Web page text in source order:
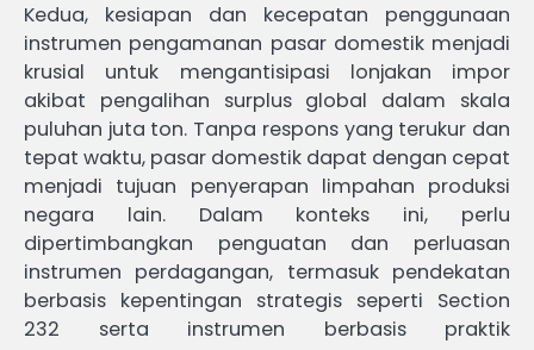
Kedua, kesiapan dan kecepatan penggunaan
instrumen pengamanan pasar domestik menjadi
krusial untuk mengantisipasi lonjakan impor
akibat pengalihan surplus global dalam skala
puluhan juta ton. Tanpa respons yang terukur dan
tepat waktu, pasar domestik dapat dengan cepat
menjadi tujuan penyerapan limpahan produksi
negara lain. Dalam konteks ini, perlu
dipertimbangkan penguatan dan perluasan
instrumen perdagangan, termasuk pendekatan
berbasis kepentingan strategis seperti Section
232 serta instrumen berbasis praktik